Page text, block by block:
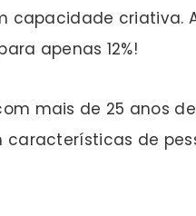
capacidade criativa.
apenas 12%!
mais de 25 anos
características de